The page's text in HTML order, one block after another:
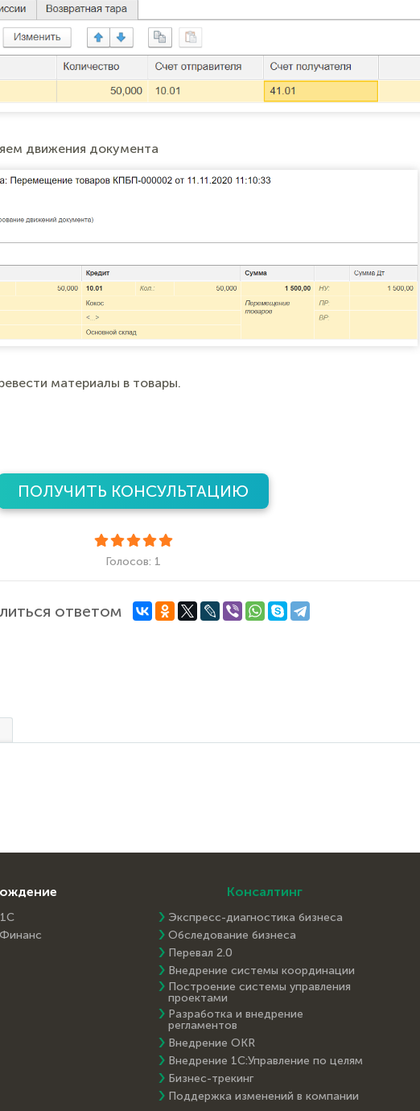
движения документа
материалы в товары.
ПОЛУЧИТЬ КОНСУЛЬТАЦИЮ
Голосов: 1
ответом
Консалтинг
Экспресс-диагностика бизнеса
Обследование бизнеса
Перевал 2.0
Внедрение системы координации
Построение системы управления
проектами
Разработка и внедрение
регламентов
Внедрение OKR
Внедрение 1С:Управление по целям
Бизнес-трекинг
Поддержка изменений в компании